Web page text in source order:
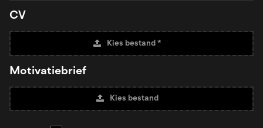
CV
Kies bestand *
Motivatiebrief
Kies bestand